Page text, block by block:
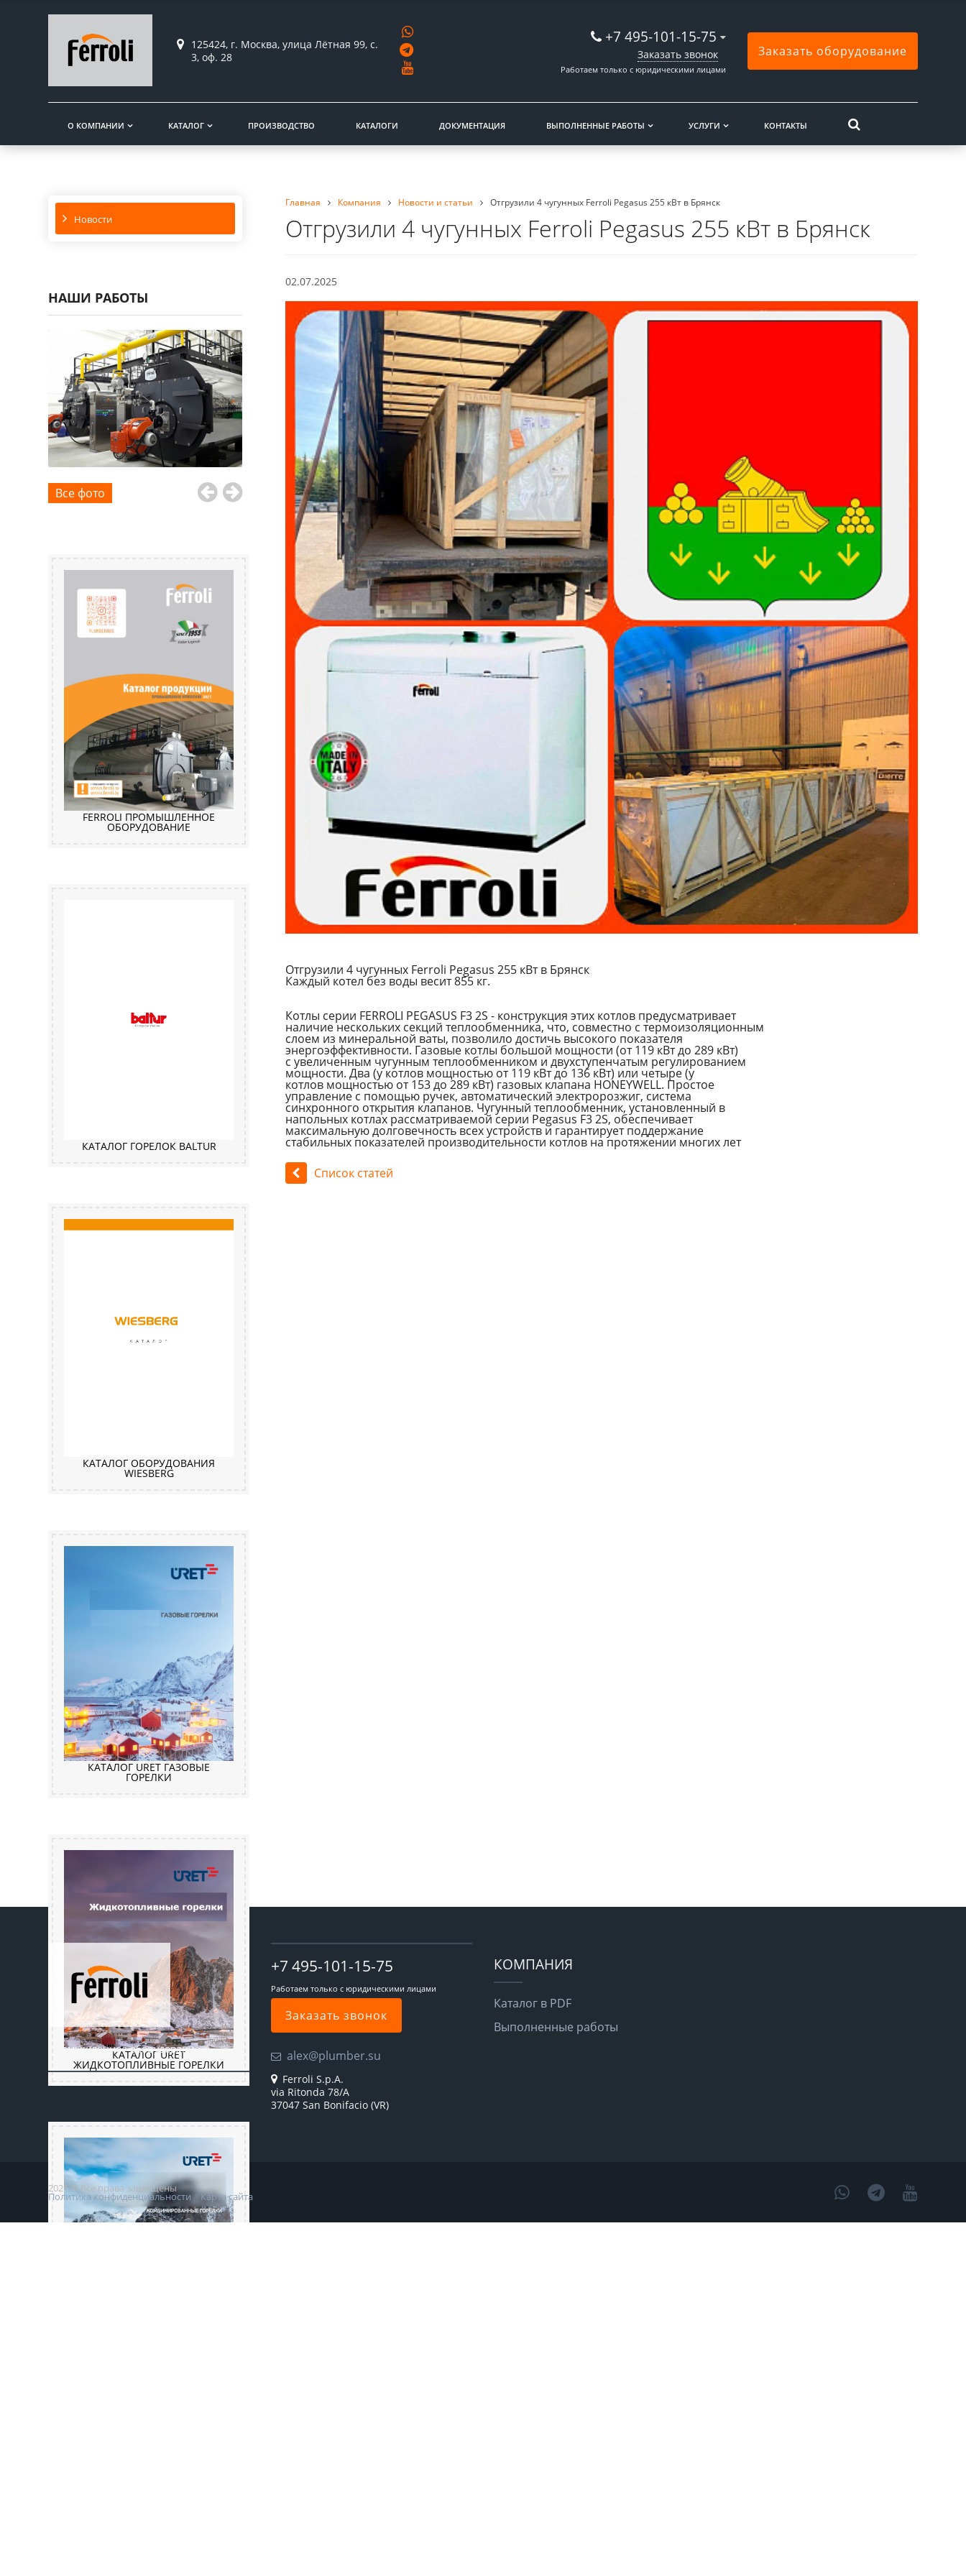
125424, г. Москва, улица Лётная 99, с.
3, оф. 28
+7 495-101-15-75
Заказать звонок
Работаем только с юридическими лицами
Заказать оборудование
О КОМПАНИИ КАТАЛОГ ПРОИЗВОДСТВО КАТАЛОГИ ДОКУМЕНТАЦИЯ ВЫПОЛНЕННЫЕ РАБОТЫ УСЛУГИ КОНТАКТЫ
Новости
НАШИ РАБОТЫ
Все фото
FERROLI ПРОМЫШЛЕННОЕ
ОБОРУДОВАНИЕ
КАТАЛОГ ГОРЕЛОК BALTUR
КАТАЛОГ ОБОРУДОВАНИЯ
WIESBERG
КАТАЛОГ URET ГАЗОВЫЕ
ГОРЕЛКИ
КАТАЛОГ URET
ЖИДКОТОПЛИВНЫЕ ГОРЕЛКИ
Главная Компания Новости и статьи Отгрузили 4 чугунных Ferroli Pegasus 255 кВт в Брянск
Отгрузили 4 чугунных Ferroli Pegasus 255 кВт в Брянск
02.07.2025
Отгрузили 4 чугунных Ferroli Pegasus 255 кВт в Брянск
Каждый котел без воды весит 855 кг.
Котлы серии FERROLI PEGASUS F3 2S - конструкция этих котлов предусматривает
наличие нескольких секций теплообменника, что, совместно с термоизоляционным
слоем из минеральной ваты, позволило достичь высокого показателя
энергоэффективности. Газовые котлы большой мощности (от 119 кВт до 289 кВт)
с увеличенным чугунным теплообменником и двухступенчатым регулированием
мощности. Два (у котлов мощностью от 119 кВт до 136 кВт) или четыре (у
котлов мощностью от 153 до 289 кВт) газовых клапана HONEYWELL. Простое
управление с помощью ручек, автоматический электророзжиг, система
синхронного открытия клапанов. Чугунный теплообменник, установленный в
напольных котлах рассматриваемой серии Pegasus F3 2S, обеспечивает
максимальную долговечность всех устройств и гарантирует поддержание
стабильных показателей производительности котлов на протяжении многих лет
Список статей
Промышленное оборудование
+7 495-101-15-75
Работаем только с юридическими лицами
Заказать звонок
alex@plumber.su
Ferroli S.p.A.
via Ritonda 78/A
37047 San Bonifacio (VR)
КОМПАНИЯ
Каталог в PDF
Выполненные работы
2026 © Все права защищены
Политика конфиденциальности Карта сайта